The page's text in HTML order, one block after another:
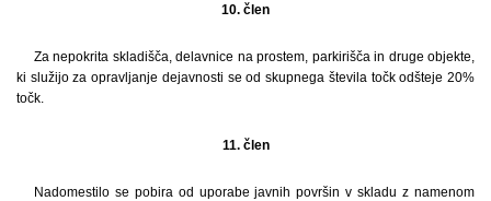
10. člen
Za nepokrita skladišča, delavnice na prostem, parkirišča in druge objekte,
ki služijo za opravljanje dejavnosti se od skupnega števila točk odšteje 20%
točk.
11. člen
Nadomestilo se pobira od uporabe javnih površin v skladu z namenom